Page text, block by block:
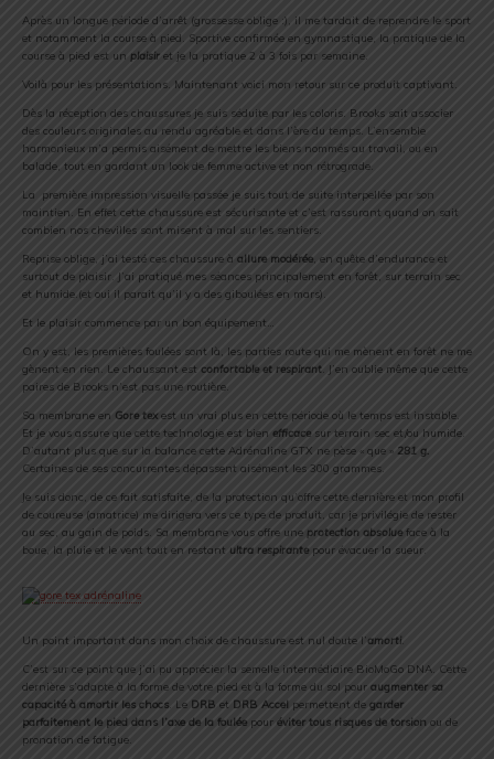
Après un longue période d’arrêt (grossesse oblige :), il me tardait de reprendre le sport
et notamment la course à pied. Sportive confirmée en gymnastique, la pratique de la
course à pied est un plaisir et je la pratique 2 à 3 fois par semaine.
Voilà pour les présentations. Maintenant voici mon retour sur ce produit captivant.
Dès la réception des chaussures je suis séduite par les coloris. Brooks sait associer
des couleurs originales au rendu agréable et dans l’ère du temps. L’ensemble
harmonieux m’a permis aisément de mettre les biens nommés au travail, ou en
balade, tout en gardant un look de femme active et non rétrograde.
La première impression visuelle passée je suis tout de suite interpellée par son
maintien. En effet cette chaussure est sécurisante et c’est rassurant quand on sait
combien nos chevilles sont misent à mal sur les sentiers.
Reprise oblige, j’ai testé ces chaussure à allure modérée, en quête d’endurance et
surtout de plaisir. J’ai pratiqué mes séances principalement en forêt, sur terrain sec
et humide.(et oui il parait qu’il y a des giboulées en mars).
Et le plaisir commence par un bon équipement…
On y est, les premières foulées sont là, les parties route qui me mènent en forêt ne me
gènent en rien. Le chaussant est confortable et respirant. J’en oublie même que cette
paires de Brooks n’est pas une routière.
Sa membrane en Gore tex est un vrai plus en cette période où le temps est instable.
Et je vous assure que cette technologie est bien efficace sur terrain sec et/ou humide.
D’autant plus que sur la balance cette Adrénaline GTX ne pèse « que » 281 g.
Certaines de ses concurrentes dépassent aisément les 300 grammes.
Je suis donc, de ce fait satisfaite, de la protection qu’offre cette dernière et mon profil
de coureuse (amatrice) me dirigera vers ce type de produit, car je privilégie de rester
au sec, au gain de poids. Sa membrane vous offre une protection absolue face à la
boue, la pluie et le vent tout en restant ultra respirantepour évacuer la sueur.
Un point important dans mon choix de chaussure est nul doute l’amorti.
C’est sur ce point que j’ai pu apprécier la semelle intermédiaire BioMoGo DNA. Cette
dernière s’adapte à la forme de votre pied et à la forme du sol pour augmenter sa
capacité à amortir les chocs . Le DRB et DRB Accel permettent de garder
parfaitement le pied dans l’axe de la foulée pour éviter tous risques de torsion ou de
pronation de fatigue.